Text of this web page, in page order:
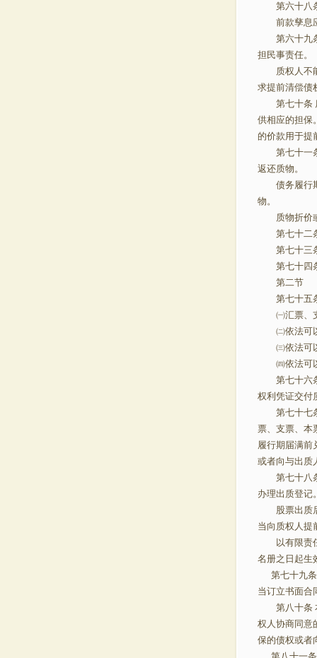
第六十八条
前款孳息应
第六十九条
担民事责
质权人不能
求提前清偿债
第七十条 质
供相应的担保
的价款用于提
第七十一条
返还质物
债务履行期
物。
质物折价或
第七十二条
第七十三条
第七十四条
第二节
第七十五
㈠汇票、
㈡依法可
㈢依法可
㈣依法可以
第七十六条
权利凭证交付
第七十七条
票、支票、本
履行期届满前
或者向与出质
第七十八条
办理出质登
股票出质后
当向质权人
以有限责任
名册之日起生
第七十九条
当订立书面合
第八十条 本
权人协商同意
保的债权或者